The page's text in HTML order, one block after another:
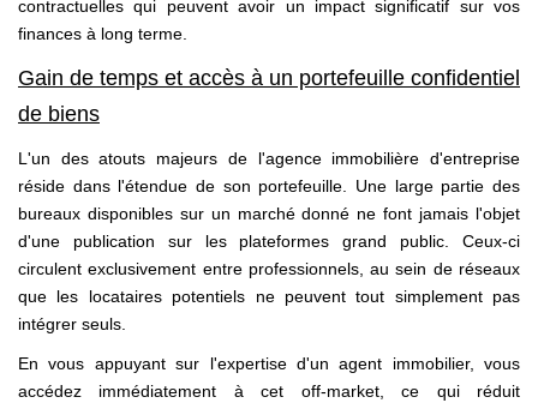
contractuelles qui peuvent avoir un impact significatif sur vos
finances à long terme.
Gain de temps et accès à un portefeuille confidentiel
de biens
L'un des atouts majeurs de l'agence immobilière d'entreprise
réside dans l'étendue de son portefeuille. Une large partie des
bureaux disponibles sur un marché donné ne font jamais l'objet
d'une publication sur les plateformes grand public. Ceux-ci
circulent exclusivement entre professionnels, au sein de réseaux
que les locataires potentiels ne peuvent tout simplement pas
intégrer seuls.
En vous appuyant sur l'expertise d'un agent immobilier, vous
accédez immédiatement à cet off-market, ce qui réduit